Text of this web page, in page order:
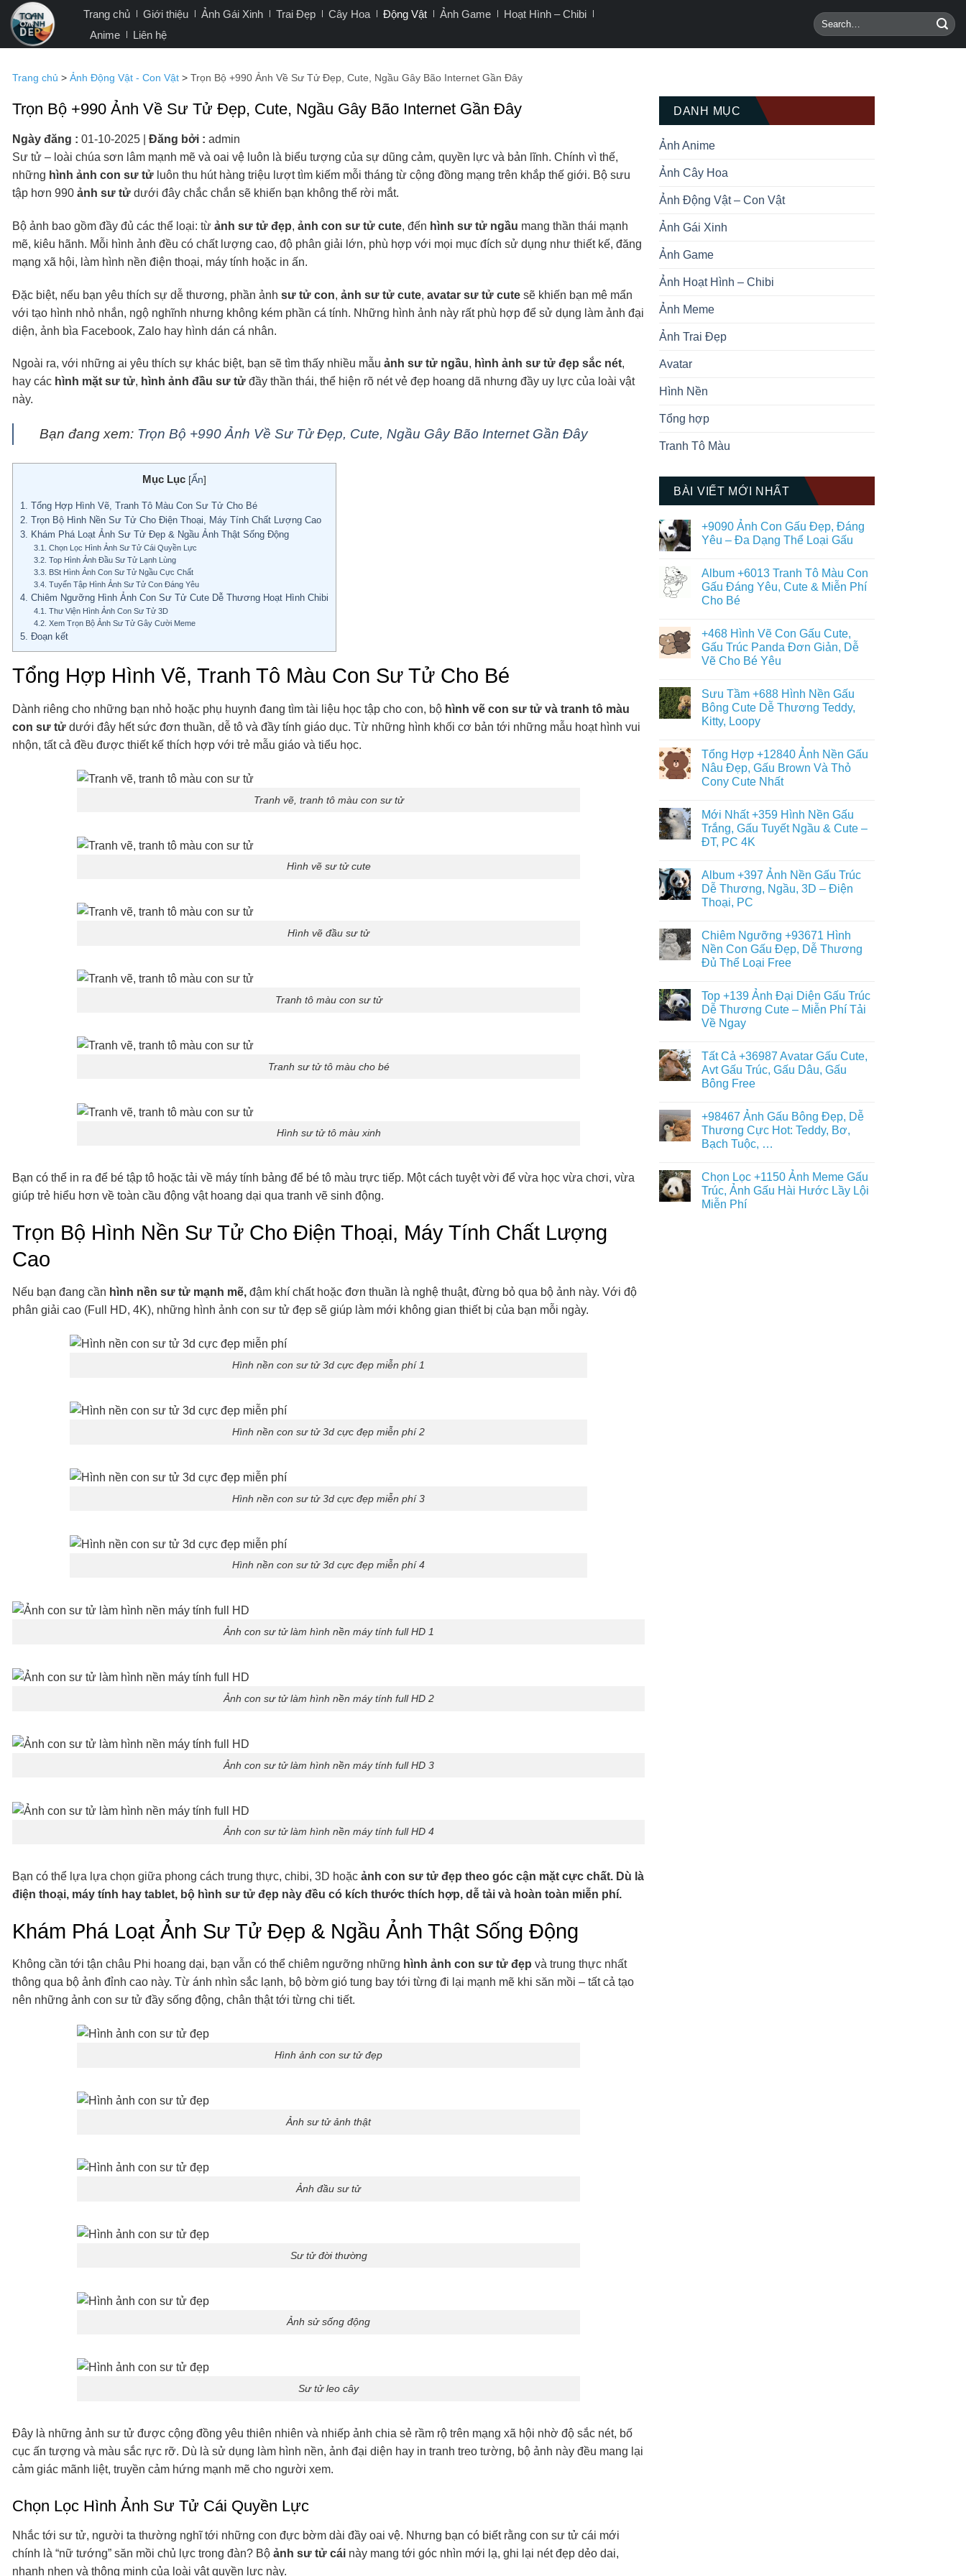
qua
Trang chủ Giới thiệu Ảnh Gái Xinh Trai Đẹp Cây Hoa Động Vật Ảnh Game
Hoạt Hình – Chibi
Anime
Liên hệ
Trang chủ > Ảnh Động Vật - Con Vật > Trọn Bộ +990 Ảnh Về Sư Tử Đẹp, Cute, Ngầu Gây Bão Internet Gần Đây
Trọn Bộ +990 Ảnh Về Sư Tử Đẹp, Cute, Ngầu Gây Bão Internet Gần Đây
Ngày đăng : 01-10-2025 Đăng bởi : admin
Sư tử – loài chúa sơn lâm mạnh mẽ và oai vệ luôn là biểu tượng của sự dũng cảm, quyền lực và bản lĩnh. Chính vì thế,
những hình ảnh con sư tử luôn thu hút hàng triệu lượt tìm kiếm mỗi tháng từ cộng đồng mạng trên khắp thế giới. Bộ sưu
tập hơn 990 ảnh sư tử dưới đây chắc chắn sẽ khiến bạn không thể rời mắt.
Bộ ảnh bao gồm đầy đủ các thể loại: từ ảnh sư tử đẹp, ảnh con sư tử cute, đến hình sư tử ngầu mang thần thái mạnh
mẽ, kiêu hãnh. Mỗi hình ảnh đều có chất lượng cao, độ phân giải lớn, phù hợp với mọi mục đích sử dụng như thiết kế, đăng
mạng xã hội, làm hình nền điện thoại, máy tính hoặc in ấn.
Đặc biệt, nếu bạn yêu thích sự dễ thương, phần ảnh sư tử con, ảnh sư tử cute, avatar sư tử cute sẽ khiến bạn mê mẩn
với tạo hình nhỏ nhắn, ngộ nghĩnh nhưng không kém phần cá tính. Những hình ảnh này rất phù hợp để sử dụng làm ảnh đại
diện, ảnh bìa Facebook, Zalo hay hình dán cá nhân.
Ngoài ra, với những ai yêu thích sự khác biệt, bạn sẽ tìm thấy nhiều mẫu ảnh sư tử ngầu, hình ảnh sư tử đẹp sắc nét,
hay các hình mặt sư tử, hình ảnh đầu sư tử đầy thần thái, thể hiện rõ nét vẻ đẹp hoang dã nhưng đầy uy lực của loài vật
này.
Bạn đang xem: Trọn Bộ +990 Ảnh Về Sư Tử Đẹp, Cute, Ngầu Gây Bão Internet Gần Đây
Mục Lục [Ẩn]
1. Tổng Hợp Hình Vẽ, Tranh Tô Màu Con Sư Tử Cho Bé
2. Trọn Bộ Hình Nền Sư Tử Cho Điện Thoại, Máy Tính Chất Lượng Cao
3. Khám Phá Loạt Ảnh Sư Tử Đẹp & Ngầu Ảnh Thật Sống Động
3.1.
Chọn Lọc Hình Ảnh Sư Tử Cái Quyền Lực
3.2. Top Hình Ảnh Đầu Sư Tử Lạnh Lùng
3.3.
BSt Hình Ảnh Con Sư Tử Ngầu Cực Chất
3.4. Tuyển Tập Hình Ảnh Sư Tử Con Đáng Yêu
4. Chiêm Ngưỡng Hình Ảnh Con Sư Tử Cute Dễ Thương Hoạt Hình Chibi
4.1.
Thư Viện Hình Ảnh Con Sư Tử 3D
4.2. Xem Trọn Bộ Ảnh Sư Tử Gây Cười Meme
5. Đoạn kết
Tổng Hợp Hình Vẽ, Tranh Tô Màu Con Sư Tử Cho Bé
Dành riêng cho những bạn nhỏ hoặc phụ huynh đang tìm tài liệu học tập cho con, bộ hình vẽ con sư tử và tranh tô màu
con sư tử dưới đây hết sức đơn thuần, dễ tô và đầy tính giáo dục. Từ những hình khối cơ bản tới những mẫu hoạt hình vui
nhộn, tất cả đều được thiết kế thích hợp với trẻ mẫu giáo và tiểu học.
Tranh vẽ, tranh tô màu con sư tử
Hình vẽ sư tử cute
Hình vẽ đầu sư tử
Tranh tô màu con sư tử
Tranh sư tử tô màu cho bé
Hình sư tử tô màu xinh
Bạn có thể in ra để bé tập tô hoặc tải về máy tính bảng để bé tô màu trực tiếp. Một cách tuyệt vời để vừa học vừa chơi, vừa
giúp trẻ hiểu hơn về toàn cầu động vật hoang dại qua tranh vẽ sinh động.
Trọn Bộ Hình Nền Sư Tử Cho Điện Thoại, Máy Tính Chất Lượng
Cao
Nếu bạn đang cần hình nền sư tử mạnh mẽ, đậm khí chất hoặc đơn thuần là nghệ thuật, đừng bỏ qua bộ ảnh này. Với độ
phân giải cao (Full HD, 4K), những hình ảnh con sư tử đẹp sẽ giúp làm mới không gian thiết bị của bạn mỗi ngày.
Hình nền con sư tử 3d cực đẹp miễn phí 1
Hình nền con sư tử 3d cực đẹp miễn phí 2
Hình nền con sư tử 3d cực đẹp miễn phí 3
Hình nền con sư tử 3d cực đẹp miễn phí 4
Ảnh con sư tử làm hình nền máy tính full HD 1
Ảnh con sư tử làm hình nền máy tính full HD 2
Ảnh con sư tử làm hình nền máy tính full HD 3
Ảnh con sư tử làm hình nền máy tính full HD 4
Bạn có thể lựa lựa chọn giữa phong cách trung thực, chibi, 3D hoặc ảnh con sư tử đẹp theo góc cận mặt cực chất. Dù là
điện thoại, máy tính hay tablet, bộ hình sư tử đẹp này đều có kích thước thích hợp, dễ tải và hoàn toàn miễn phí.
Khám Phá Loạt Ảnh Sư Tử Đẹp & Ngầu Ảnh Thật Sống Động
Không cần tới tận châu Phi hoang dại, bạn vẫn có thể chiêm ngưỡng những hình ảnh con sư tử đẹp và trung thực nhất
thông qua bộ ảnh đỉnh cao này. Từ ánh nhìn sắc lạnh, bộ bờm gió tung bay tới từng đi lại mạnh mẽ khi săn mồi – tất cả tạo
nên những ảnh con sư tử đầy sống động, chân thật tới từng chi tiết.
Hình ảnh con sư tử đẹp
Ảnh sư tử ảnh thật
Ảnh đầu sư tử
Sư tử đời thường
Ảnh sử sống động
Sư tử leo cây
Đây là những ảnh sư tử được cộng đồng yêu thiên nhiên và nhiếp ảnh chia sẻ rầm rộ trên mạng xã hội nhờ độ sắc nét, bố
cục ấn tượng và màu sắc rực rỡ. Dù là sử dụng làm hình nền, ảnh đại diện hay in tranh treo tường, bộ ảnh này đều mang lại
cảm giác mãnh liệt, truyền cảm hứng mạnh mẽ cho người xem.
Chọn Lọc Hình Ảnh Sư Tử Cái Quyền Lực
Nhắc tới sư tử, người ta thường nghĩ tới những con đực bờm dài đầy oai vệ. Nhưng bạn có biết rằng con sư tử cái mới
chính là “nữ tướng” săn mồi chủ lực trong đàn? Bộ ảnh sư tử cái này mang tới góc nhìn mới lạ, ghi lại nét đẹp dẻo dai,
nhanh nhẹn và thông minh của loài vật quyền lực này.
DANH MỤC
Ảnh Anime
Ảnh Cây Hoa
Ảnh Động Vật – Con Vật
Ảnh Gái Xinh
Ảnh Game
Ảnh Hoạt Hình – Chibi
Ảnh Meme
Ảnh Trai Đẹp
Avatar
Hình Nền
Tổng hợp
Tranh Tô Màu
BÀI VIẾT MỚI NHẤT
+9090 Ảnh Con Gấu Đẹp, Đáng
Yêu – Đa Dạng Thể Loại Gấu
bình
luận
ở
+9090
Gấu
Đẹp,
Đáng
Yêu
–
Thể
Loại
Gấu
Album +6013 Tranh Tô Màu Con
Gấu Đáng Yêu, Cute & Miễn Phí
Cho Bé
bình
luận
ở
Album
Tô
Màu
Con
Gấu
Đáng
Miễn
Phí
Cho
+468 Hình Vẽ Con Gấu Cute,
Gấu Trúc Panda Đơn Giản, Dễ
Vẽ Cho Bé Yêu
bình
luận
ở
+468
Con
Gấu
Cute,
Gấu
Trúc
Giản,
Dễ
Vẽ
Cho
Sưu Tầm +688 Hình Nền Gấu
Bông Cute Dễ Thương Teddy,
Kitty, Loopy
bình
luận
ở
Sưu
Hình
Nền
Gấu
Bông
Cute
Teddy,
Kitty,
Loopy
Tổng Hợp +12840 Ảnh Nền Gấu
Nâu Đẹp, Gấu Brown Và Thỏ
Cony Cute Nhất
bình
luận
ở
Tổng
Ảnh
Nền
Gấu
Nâu
Đẹp,
Và
Thỏ
Cony
Cute
Mới Nhất +359 Hình Nền Gấu
Trắng, Gấu Tuyết Ngầu & Cute –
ĐT, PC 4K
bình
luận
ở
Mới
Hình
Nền
Gấu
Trắng,
Gấu
Cute
–
ĐT,
Album +397 Ảnh Nền Gấu Trúc
Dễ Thương, Ngầu, 3D – Điện
Thoại, PC
bình
luận
ở
Album
Nền
Gấu
Trúc
Dễ
Thương,
Điện
Thoại,
PC
Chiêm Ngưỡng +93671 Hình
Nền Con Gấu Đẹp, Dễ Thương
Đủ Thể Loại Free
bình
luận
ở
Chiêm
Hình
Nền
Con
Gấu
Đẹp,
Đủ
Thể
Loại
Free
Top +139 Ảnh Đại Diện Gấu Trúc
Dễ Thương Cute – Miễn Phí Tải
Về Ngay
bình
luận
ở
Top
Đại
Diện
Gấu
Trúc
Dễ
–
Miễn
Phí
Tải
Tất Cả +36987 Avatar Gấu Cute,
Avt Gấu Trúc, Gấu Dâu, Gấu
Bông Free
bình
luận
ở
Tất
Avatar
Gấu
Cute,
Avt
Gấu
+98467 Ảnh Gấu Bông Đẹp, Dễ
Thương Cực Hot: Teddy, Bơ,
Bạch Tuộc, …
bình
luận
ở
+98467
Chọn Lọc +1150 Ảnh Meme Gấu
Trúc, Ảnh Gấu Hài Hước Lầy Lội
Miễn Phí